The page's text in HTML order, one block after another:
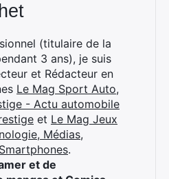
(titulaire de la
3 ans), je suis
et Rédacteur en
Le Mag Sport Auto,
- Actu automobile
et Le Mag Jeux
Médias,
.
et de